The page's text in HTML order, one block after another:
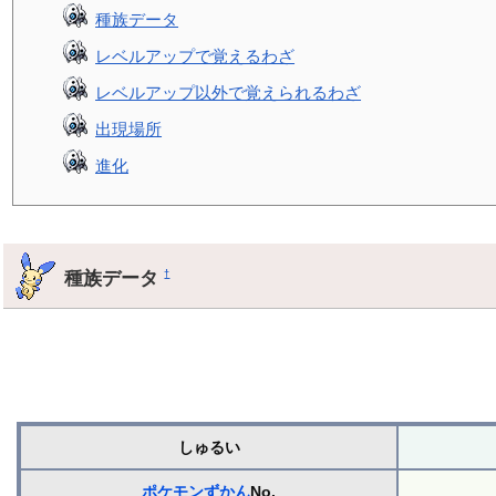
種族データ
レベルアップで覚えるわざ
レベルアップ以外で覚えられるわざ
出現場所
進化
種族データ†
しゅるい
ポケモンずかんNo.